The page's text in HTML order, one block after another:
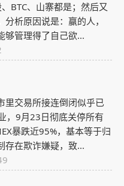
BTC、山寨都是；然后又
析原因说是：赢的人，
够管理得了自己欲...
里交易所接连倒闭似乎已
，9月23日彻底关停所有
暴跌近95%，基本等于归
存在欺诈嫌疑，致...